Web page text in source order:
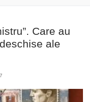
Care au
ale